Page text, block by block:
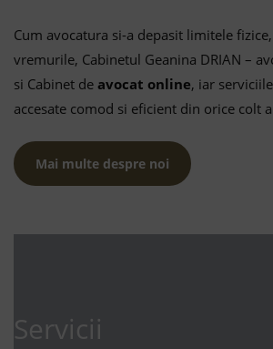
Cum avocatura si-a depasit limitele
vremurile, Cabinetul Geanina DRIAN –
si Cabinet de avocat online, iar
accesate comod si eficient din orice colt
Mai multe despre noi
Servicii